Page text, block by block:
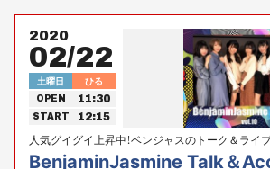
2020
02/22
土曜日 ひる
OPEN 11:30
START 12:15
人気グイグイ上昇中！ベンジャスのトーク＆ライブ
BenjaminJasmine Talk＆